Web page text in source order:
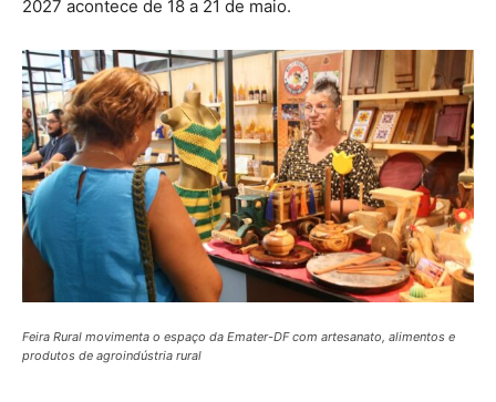
2027 acontece de 18 a 21 de maio.
Feira Rural movimenta o espaço da Emater-DF com artesanato, alimentos e
produtos de agroindústria rural